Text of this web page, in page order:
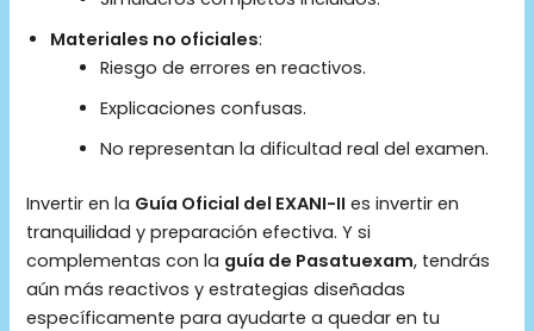
Materiales no oficiales:
Riesgo de errores en reactivos.
Explicaciones confusas.
No representan la dificultad real del examen.
Invertir en la Guía Oficial del EXANI-II es invertir en
tranquilidad y preparación efectiva. Y si
complementas con la guía de Pasatuexam, tendrás
aún más reactivos y estrategias diseñadas
específicamente para ayudarte a quedar en tu